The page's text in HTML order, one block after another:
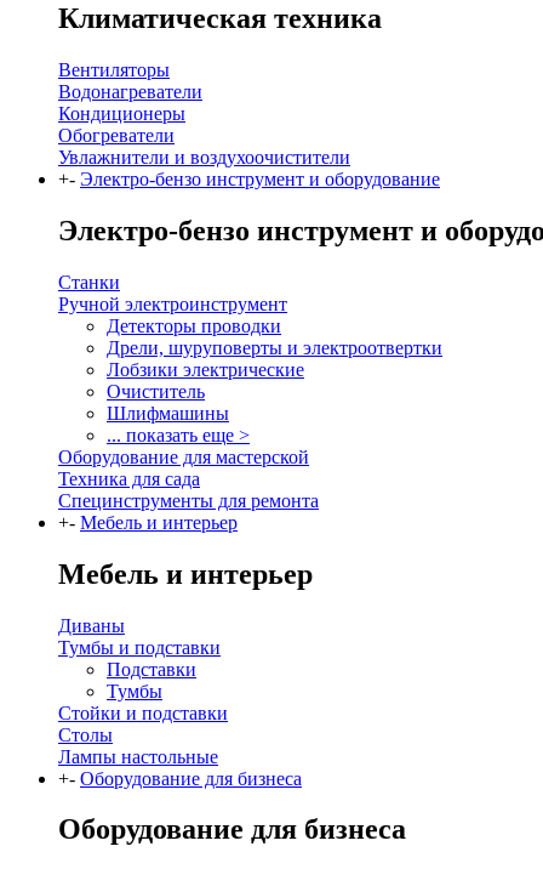
Климатическая техника
Вентиляторы
Водонагреватели
Кондиционеры
Обогреватели
Увлажнители и воздухоочистители
+- Электро-бензо инструмент и оборудование
Электро-бензо инструмент и
Станки
Ручной электроинструмент
Детекторы проводки
Дрели, шуруповерты и электроотвертки
Лобзики электрические
Очиститель
Шлифмашины
... показать еще >
Оборудование для мастерской
Техника для сада
Специнструменты для ремонта
+- Мебель и интерьер
Мебель и интерьер
Диваны
Тумбы и подставки
Подставки
Тумбы
Стойки и подставки
Столы
Лампы настольные
+- Оборудование для бизнеса
Оборудование для бизнеса